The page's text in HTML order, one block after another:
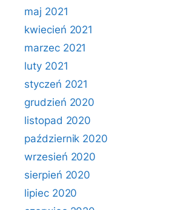
maj 2021
kwiecień 2021
marzec 2021
luty 2021
styczeń 2021
grudzień 2020
listopad 2020
październik 2020
wrzesień 2020
sierpień 2020
lipiec 2020